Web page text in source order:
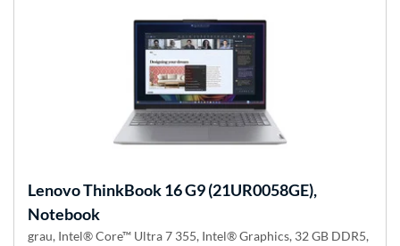
LenovoThinkBook 16 G9 (21UR0058GE),
Notebook
grau, Intel® Core™ Ultra 7 355, Intel® Graphics, 32 GB DDR5,